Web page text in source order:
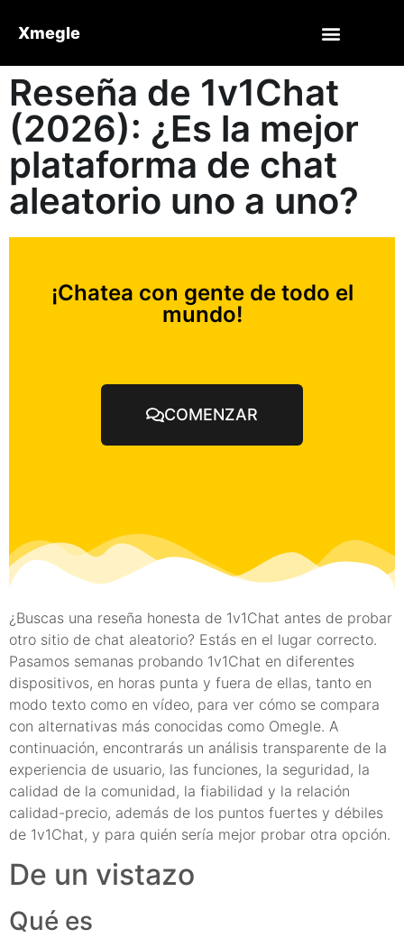
Xmegle
Reseña de 1v1Chat
(2026): ¿Es la mejor
plataforma de chat
aleatorio uno a uno?
¡Chatea con gente de todo el
mundo!
COMENZAR
¿Buscas una reseña honesta de 1v1Chat antes de probar
otro sitio de chat aleatorio? Estás en el lugar correcto.
Pasamos semanas probando 1v1Chat en diferentes
dispositivos, en horas punta y fuera de ellas, tanto en
modo texto como en vídeo, para ver cómo se compara
con alternativas más conocidas como Omegle. A
continuación, encontrarás un análisis transparente de la
experiencia de usuario, las funciones, la seguridad, la
calidad de la comunidad, la fiabilidad y la relación
calidad-precio, además de los puntos fuertes y débiles
de 1v1Chat, y para quién sería mejor probar otra opción.
De un vistazo
Qué es